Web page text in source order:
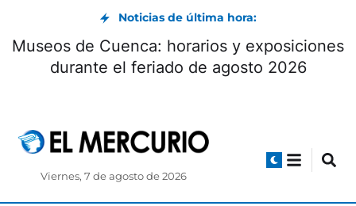
Noticias de última hora:
Museos de Cuenca: horarios y exposiciones
durante el feriado de agosto 2026
Viernes, 7 de agosto de 2026